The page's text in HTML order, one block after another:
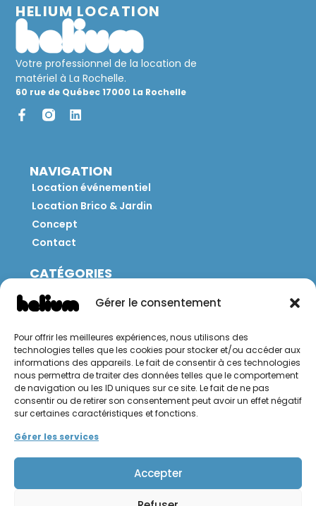
Gérer le consentement
Pour offrir les meilleures expériences, nous utilisons des
technologies telles que les cookies pour stocker et/ou accéder aux
informations des appareils. Le fait de consentir à ces technologies
nous permettra de traiter des données telles que le comportement
de navigation ou les ID uniques sur ce site. Le fait de ne pas
consentir ou de retirer son consentement peut avoir un effet négatif
sur certaines caractéristiques et fonctions.
Gérer les services
Accepter
HELIUM LOCATION
Votre professionnel de la location de
matériel à La Rochelle.
60 rue de Québec 17000 La Rochelle
NAVIGATION
Location événementiel
Location Brico & Jardin
Concept
Contact
CATÉGORIES
Mobilier
Brico
Jardin
CONTACT